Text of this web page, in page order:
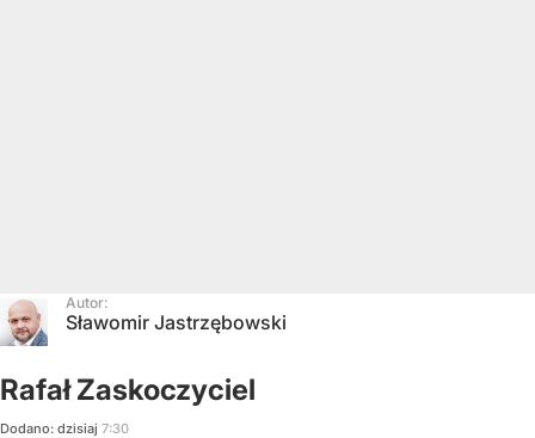
Autor:
Sławomir Jastrzębowski
Rafał Zaskoczyciel
Dodano: dzisiaj 7:30